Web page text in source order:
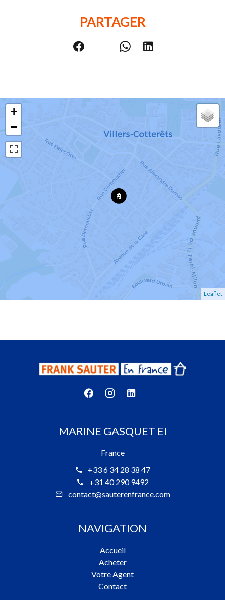
PARTAGER
+
−
Leaflet
MARINE GASQUET EI
France
+33 6 34 28 38 47
+31 40 290 9492
contact@sauterenfrance.com
NAVIGATION
Accueil
Acheter
Votre Agent
Contact